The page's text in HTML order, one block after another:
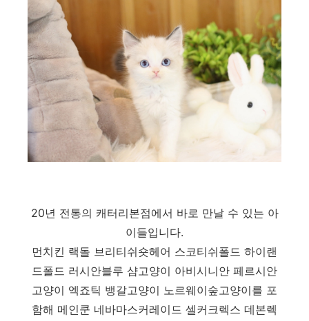
20년 전통의 캐터리본점에서 바로 만날 수 있는 아
이들입니다.
먼치킨 랙돌 브리티쉬숏헤어 스코티쉬폴드 하이랜
드폴드 러시안블루 샴고양이 아비시니안 페르시안
고양이 엑죠틱 뱅갈고양이 노르웨이숲고양이를 포
함해 메인쿤 네바마스커레이드 셀커크렉스 데본렉